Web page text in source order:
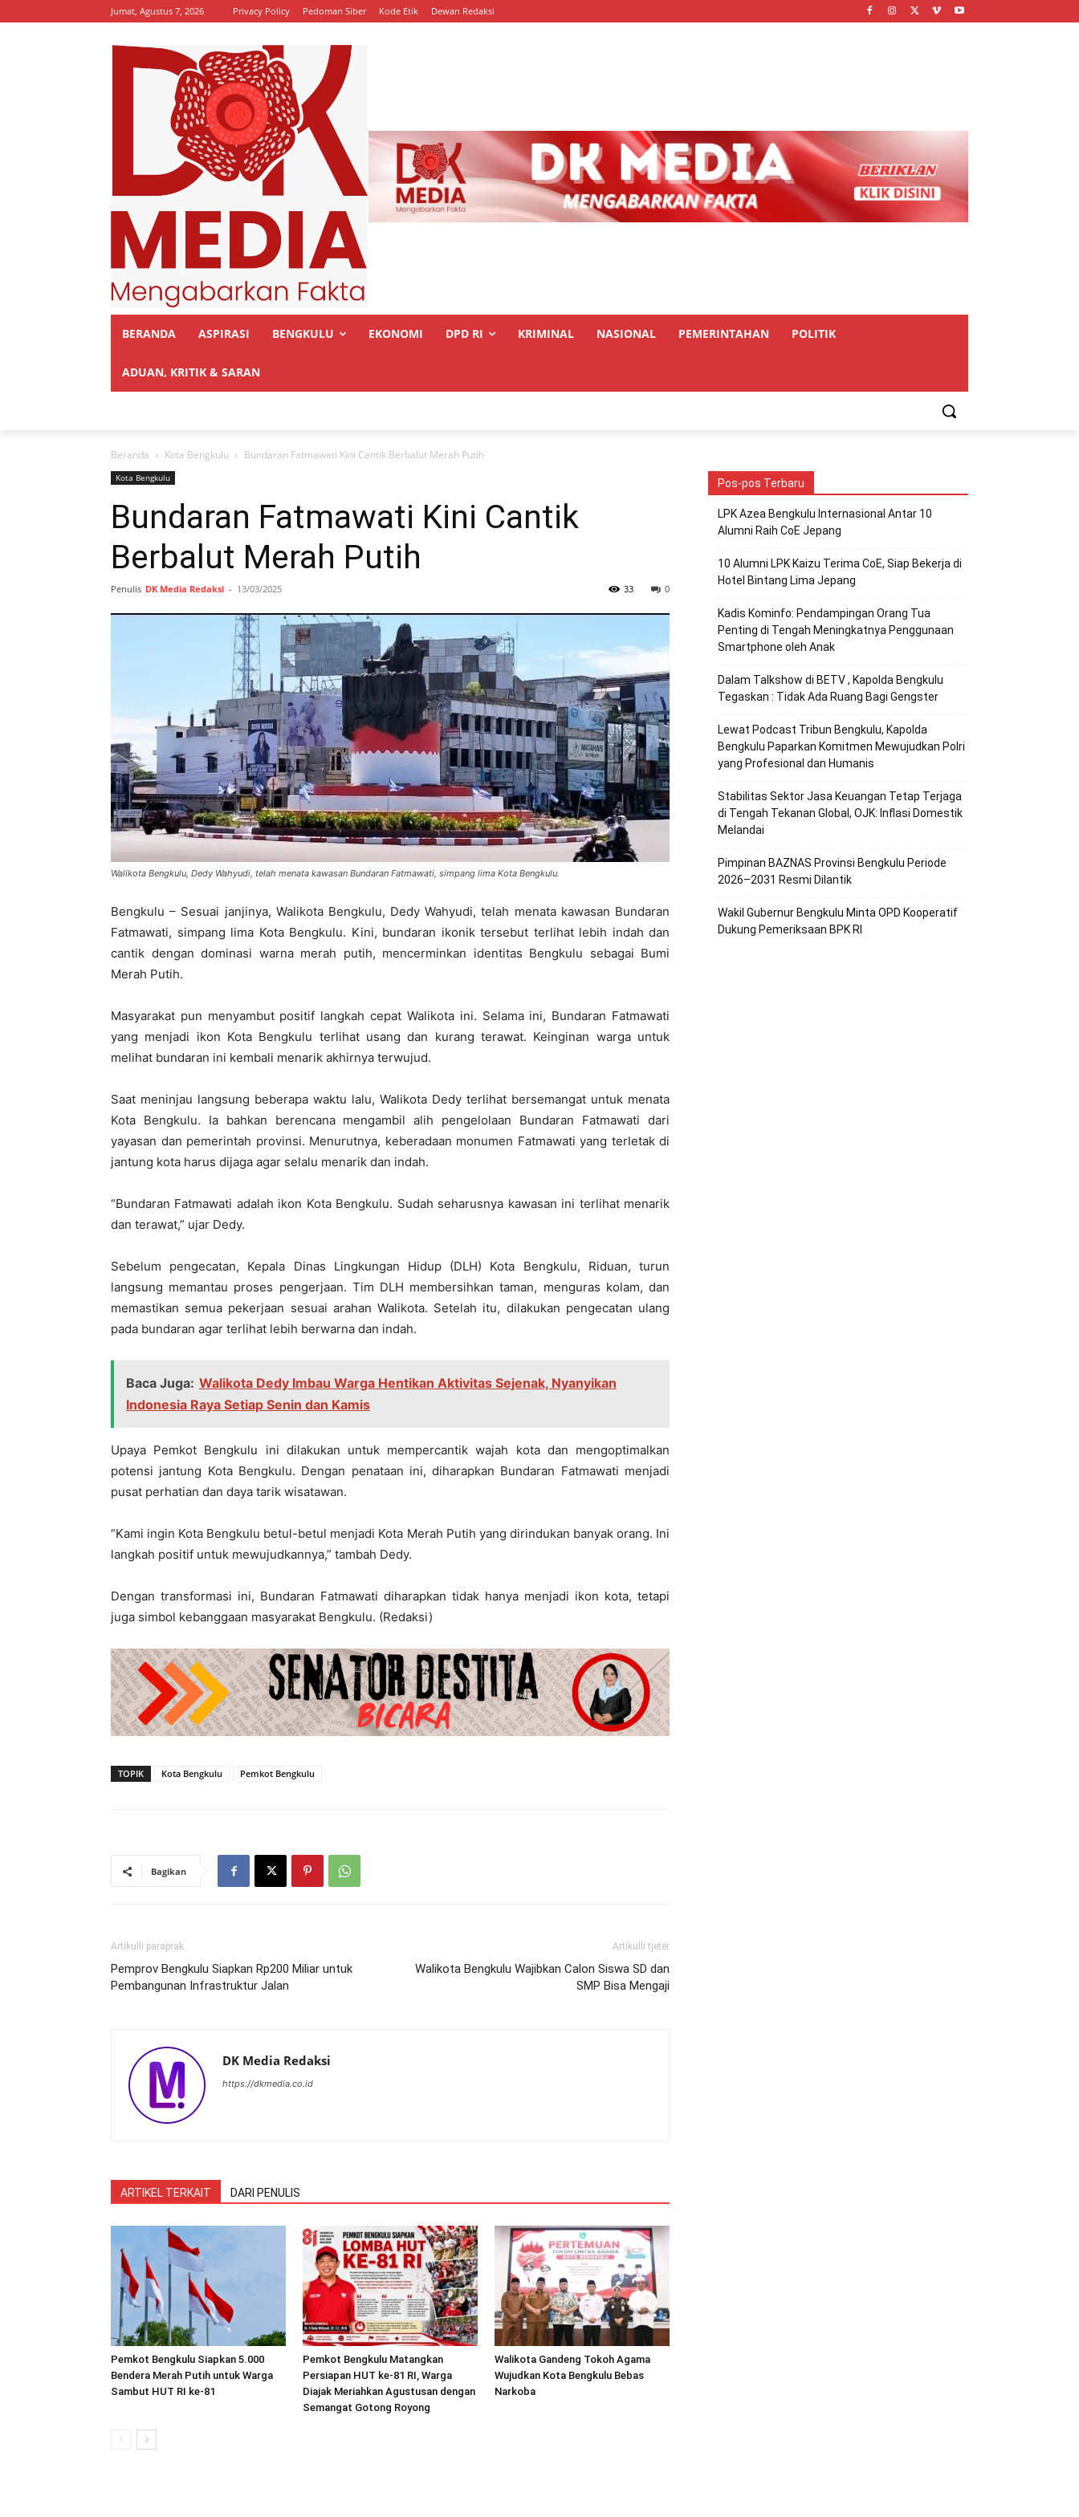
Jumat, Agustus 7, 2026 Privacy Policy Pedoman Siber Kode Etik Dewan Redaksi
BERANDA ASPIRASI BENGKULU EKONOMI DPD RI KRIMINAL NASIONAL PEMERINTAHAN POLITIK
ADUAN, KRITIK & SARAN
Beranda Kota Bengkulu Bundaran Fatmawati Kini Cantik Berbalut Merah Putih
Kota Bengkulu
Bundaran Fatmawati Kini Cantik
Berbalut Merah Putih
Penulis DK Media Redaksi - 13/03/2025 0
33
Walikota Bengkulu, Dedy Wahyudi, telah menata kawasan Bundaran Fatmawati, simpang lima Kota Bengkulu.
Bengkulu – Sesuai janjinya, Walikota Bengkulu, Dedy Wahyudi, telah menata kawasan Bundaran
Fatmawati, simpang lima Kota Bengkulu. Kini, bundaran ikonik tersebut terlihat lebih indah dan
cantik dengan dominasi warna merah putih, mencerminkan identitas Bengkulu sebagai Bumi
Merah Putih.
Masyarakat pun menyambut positif langkah cepat Walikota ini. Selama ini, Bundaran Fatmawati
yang menjadi ikon Kota Bengkulu terlihat usang dan kurang terawat. Keinginan warga untuk
melihat bundaran ini kembali menarik akhirnya terwujud.
Saat meninjau langsung beberapa waktu lalu, Walikota Dedy terlihat bersemangat untuk menata
Kota Bengkulu. Ia bahkan berencana mengambil alih pengelolaan Bundaran Fatmawati dari
yayasan dan pemerintah provinsi. Menurutnya, keberadaan monumen Fatmawati yang terletak di
jantung kota harus dijaga agar selalu menarik dan indah.
“Bundaran Fatmawati adalah ikon Kota Bengkulu. Sudah seharusnya kawasan ini terlihat menarik
dan terawat,” ujar Dedy.
Sebelum pengecatan, Kepala Dinas Lingkungan Hidup (DLH) Kota Bengkulu, Riduan, turun
langsung memantau proses pengerjaan. Tim DLH membersihkan taman, menguras kolam, dan
memastikan semua pekerjaan sesuai arahan Walikota. Setelah itu, dilakukan pengecatan ulang
pada bundaran agar terlihat lebih berwarna dan indah.
Baca Juga: Walikota Dedy Imbau Warga Hentikan Aktivitas Sejenak, Nyanyikan
Indonesia Raya Setiap Senin dan Kamis
Upaya Pemkot Bengkulu ini dilakukan untuk mempercantik wajah kota dan mengoptimalkan
potensi jantung Kota Bengkulu. Dengan penataan ini, diharapkan Bundaran Fatmawati menjadi
pusat perhatian dan daya tarik wisatawan.
“Kami ingin Kota Bengkulu betul-betul menjadi Kota Merah Putih yang dirindukan banyak orang. Ini
langkah positif untuk mewujudkannya,” tambah Dedy.
Dengan transformasi ini, Bundaran Fatmawati diharapkan tidak hanya menjadi ikon kota, tetapi
juga simbol kebanggaan masyarakat Bengkulu. (Redaksi)
TOPIK Kota Bengkulu Pemkot Bengkulu
Bagikan
Artikulli paraprak
Pemprov Bengkulu Siapkan Rp200 Miliar untuk
Pembangunan Infrastruktur Jalan
Artikulli tjetër
Walikota Bengkulu Wajibkan Calon Siswa SD dan
SMP Bisa Mengaji
DK Media Redaksi
https://dkmedia.co.id
ARTIKEL TERKAIT DARI PENULIS
Pemkot Bengkulu Siapkan 5.000
Bendera Merah Putih untuk Warga
Sambut HUT RI ke-81
Pemkot Bengkulu Matangkan
Persiapan HUT ke-81 RI, Warga
Diajak Meriahkan Agustusan dengan
Semangat Gotong Royong
Walikota Gandeng Tokoh Agama
Wujudkan Kota Bengkulu Bebas
Narkoba
Pos-pos Terbaru
LPK Azea Bengkulu Internasional Antar 10
Alumni Raih CoE Jepang
10 Alumni LPK Kaizu Terima CoE, Siap Bekerja di
Hotel Bintang Lima Jepang
Kadis Kominfo: Pendampingan Orang Tua
Penting di Tengah Meningkatnya Penggunaan
Smartphone oleh Anak
Dalam Talkshow di BETV , Kapolda Bengkulu
Tegaskan : Tidak Ada Ruang Bagi Gengster
Lewat Podcast Tribun Bengkulu, Kapolda
Bengkulu Paparkan Komitmen Mewujudkan Polri
yang Profesional dan Humanis
Stabilitas Sektor Jasa Keuangan Tetap Terjaga
di Tengah Tekanan Global, OJK: Inflasi Domestik
Melandai
Pimpinan BAZNAS Provinsi Bengkulu Periode
2026–2031 Resmi Dilantik
Wakil Gubernur Bengkulu Minta OPD Kooperatif
Dukung Pemeriksaan BPK RI